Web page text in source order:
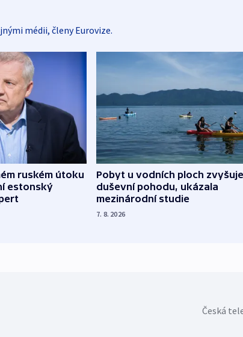
médii, členy Eurovize.
ruském útoku
estonský
Pobyt u vodních ploch zvyšuje
duševní pohodu, ukázala
mezinárodní studie
7. 8. 2026
Česká